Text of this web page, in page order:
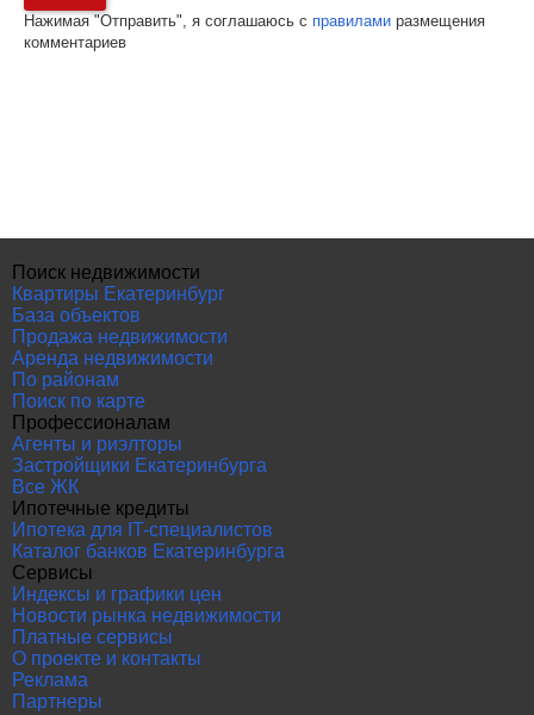
Нажимая "Отправить", я соглашаюсь с правилами размещения
комментариев
Поиск недвижимости
Квартиры Екатеринбург
База объектов
Продажа недвижимости
Аренда недвижимости
По районам
Поиск по карте
Профессионалам
Агенты и риэлторы
Застройщики Екатеринбурга
Все ЖК
Ипотечные кредиты
Ипотека для IT-специалистов
Каталог банков Екатеринбурга
Сервисы
Индексы и графики цен
Новости рынка недвижимости
Платные сервисы
О проекте и контакты
Реклама
Партнеры